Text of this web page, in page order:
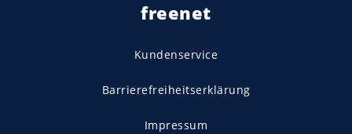
freenet
Kundenservice
Barrierefreiheitserklärung
Impressum